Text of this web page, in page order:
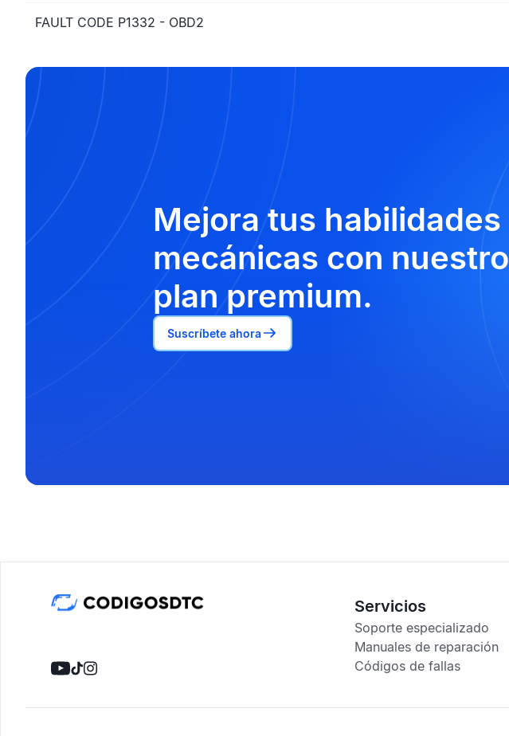
FAULT CODE P1332 - OBD2
Mejora tus habilidades
mecánicas con nuestro
plan premium.
Suscríbete ahora
Servicios
Soporte especializado
Manuales de reparación
Códigos de fallas